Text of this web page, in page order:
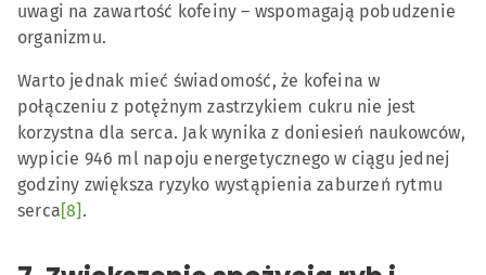
uwagi na zawartość kofeiny – wspomagają pobudzenie
organizmu.
Warto jednak mieć świadomość, że kofeina w
połączeniu z potężnym zastrzykiem cukru nie jest
korzystna dla serca. Jak wynika z doniesień naukowców,
wypicie 946 ml napoju energetycznego w ciągu jednej
godziny zwiększa ryzyko wystąpienia zaburzeń rytmu
serca[8] .